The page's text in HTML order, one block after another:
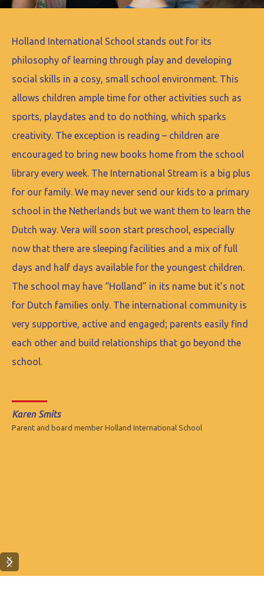
Holland International School stands out for its
philosophy of learning through play and developing
social skills in a cosy, small school environment. This
allows children ample time for other activities such as
sports, playdates and to do nothing, which sparks
creativity. The exception is reading – children are
encouraged to bring new books home from the school
library every week. The International Stream is a big plus
for our family. We may never send our kids to a primary
school in the Netherlands but we want them to learn the
Dutch way. Vera will soon start preschool, especially
now that there are sleeping facilities and a mix of full
days and half days available for the youngest children.
The school may have “Holland” in its name but it’s not
for Dutch families only. The international community is
very supportive, active and engaged; parents easily find
each other and build relationships that go beyond the
school.
Karen Smits
Parent and board member Holland International School